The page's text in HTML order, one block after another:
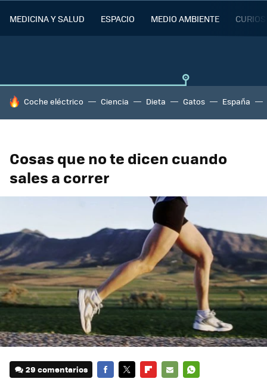
MEDICINA Y SALUD ESPACIO MEDIO AMBIENTE
HOY SE HABLA DE
Coche eléctrico Ciencia Dieta Gatos España
Cosas que no te dicen cuando
sales a correr
29 comentarios